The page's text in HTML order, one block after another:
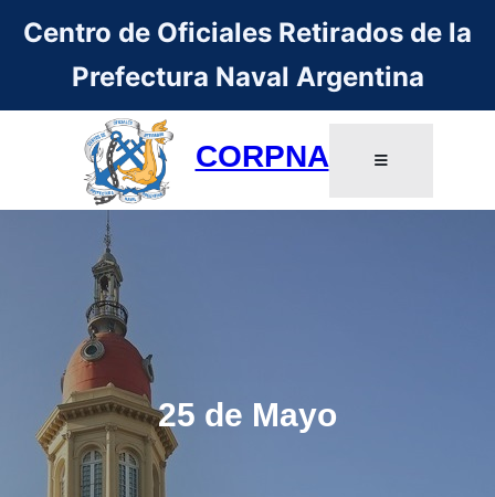
Centro de Oficiales Retirados de la
Prefectura Naval Argentina
CORPNA
25 de Mayo